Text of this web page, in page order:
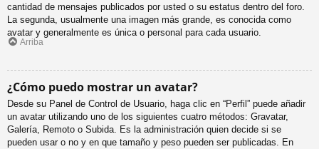
cantidad de mensajes publicados por usted o su estatus dentro del foro.
La segunda, usualmente una imagen más grande, es conocida como
avatar y generalmente es única o personal para cada usuario.
Arriba
¿Cómo puedo mostrar un avatar?
Desde su Panel de Control de Usuario, haga clic en “Perfil” puede añadir
un avatar utilizando uno de los siguientes cuatro métodos: Gravatar,
Galería, Remoto o Subida. Es la administración quien decide si se
pueden usar o no y en que tamaño y peso pueden ser publicadas. En